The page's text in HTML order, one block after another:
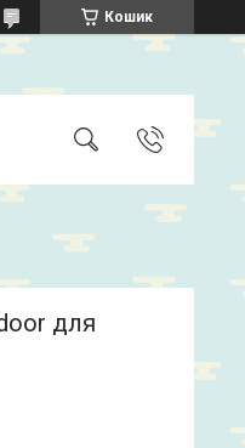
Кошик
для